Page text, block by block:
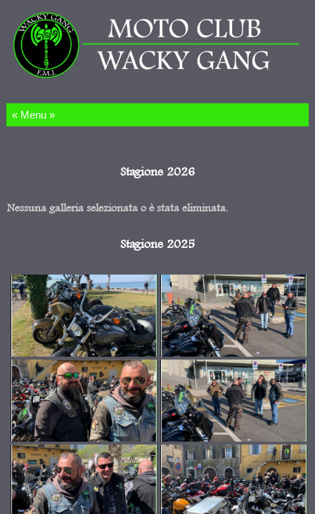
Salta al contenuto
Stagione 2026
Nessuna galleria selezionata o è stata eliminata.
Stagione 2025